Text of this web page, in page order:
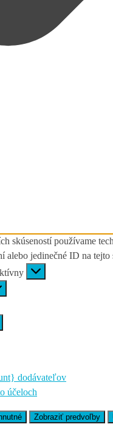
skúseností používame
alebo jedinečné ID na
dodávateľov
účeloch
Zobraziť predvoľby